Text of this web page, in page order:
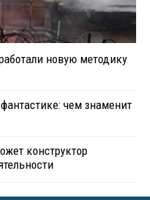
новую методику
чем знаменит
конструктор